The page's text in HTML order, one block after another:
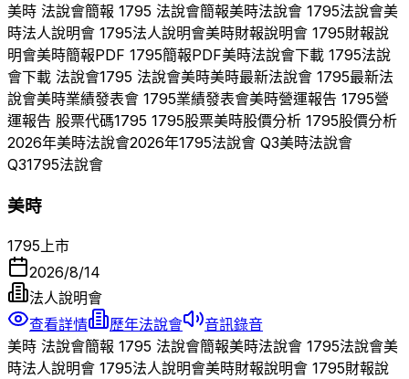
美時 法說會簡報 1795 法說會簡報美時法說會 1795法說會美
時法人說明會 1795法人說明會美時財報說明會 1795財報說
明會美時簡報PDF 1795簡報PDF美時法說會下載 1795法說
會下載 法說會1795 法說會美時美時最新法說會 1795最新法
說會美時業績發表會 1795業績發表會美時營運報告 1795營
運報告 股票代碼1795 1795股票美時股價分析 1795股價分析
2026年美時法說會2026年1795法說會 Q3美時法說會
Q31795法說會
美時
1795 上市
2026/8/14
法人說明會
查看詳情
歷年法說會
音訊錄音
美時 法說會簡報 1795 法說會簡報美時法說會 1795法說會美
時法人說明會 1795法人說明會美時財報說明會 1795財報說